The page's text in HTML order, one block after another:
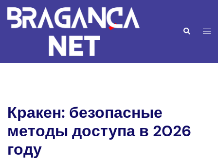
Saltar
para
Pesquisar
Кракен: безопасные
методы доступа в 2026
году